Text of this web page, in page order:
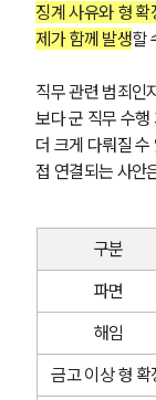
징계 사유와 형
제가 함께 발생할
직무 관련 범죄인
보다 군 직무 수행
더 크게 다뤄질
접 연결되는 사안
구분
파면
해임
금고 이상 형 확